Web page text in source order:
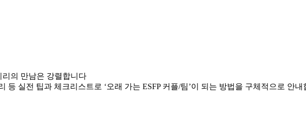
리의 만남은 강렬합니다
등 실전 팁과 체크리스트로 ‘오래 가는 ESFP 커플/팀’이 되는 방법을 구체적으로 안내